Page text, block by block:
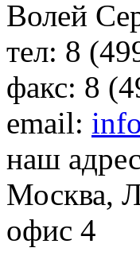
Волей
тел: 8
факс: 8
email:
наш
Москва,
офис 4